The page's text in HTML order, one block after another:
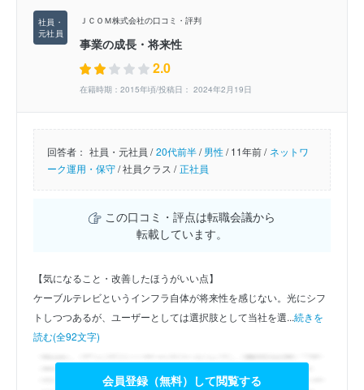
ＪＣＯＭ株式会社の口コミ・評判
事業の成長・将来性
2.0
在籍時期：2015年頃/投稿日： 2024年2月19日
回答者： 社員・元社員 / 20代前半/男性/11年前 / ネットワ
ーク運用・保守/社員クラス / 正社員
この口コミ・評点は転職会議から
転載しています。
【気になること・改善したほうがいい点】
ケーブルテレビというインフラ自体が将来性を感じない。光にシフ
トしつつあるが、ユーザーとしては選択肢として当社を選...続きを
読む(全92文字)
会員登録（無料）して閲覧する